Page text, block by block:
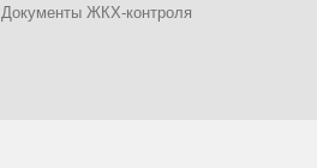
Документы ЖКХ-контроля